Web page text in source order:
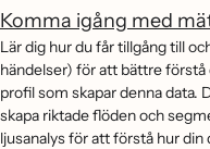
Komma igång med
Lär dig hur du får tillgång till
händelser) för att bättre förstå
profil som skapar denna data.
skapa riktade flöden och
ljusanalys för att förstå hur din